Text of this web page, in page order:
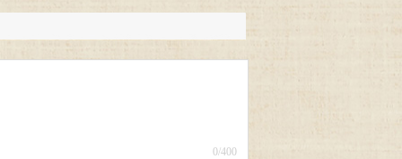
0/400